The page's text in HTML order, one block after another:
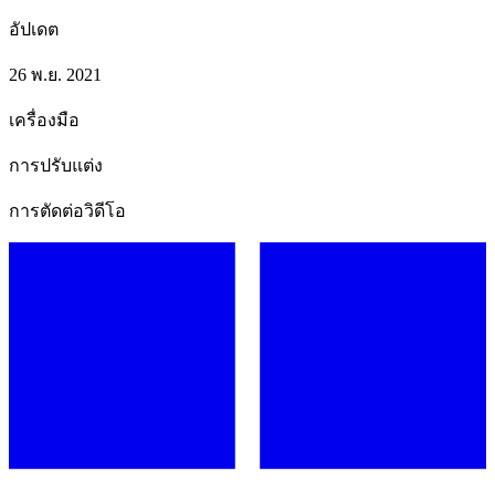
อัปเดต
26 พ.ย. 2021
เครื่องมือ
การปรับแต่ง
การตัดต่อวิดีโอ